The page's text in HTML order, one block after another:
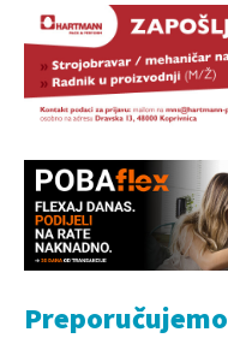
Preporučujemo